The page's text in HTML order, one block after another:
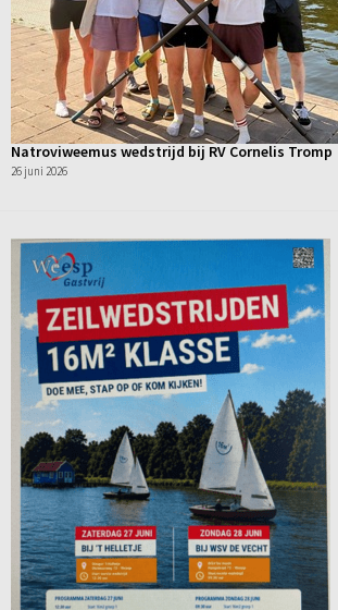
Natroviweemus wedstrijd bij RV Cornelis Tromp
26 juni 2026